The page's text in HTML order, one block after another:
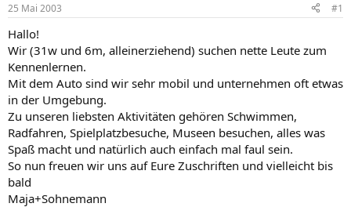
e
r
t
25 Mai 2003 #1
Hallo!
Wir (31w und 6m, alleinerziehend) suchen nette Leute zum
Kennenlernen.
Mit dem Auto sind wir sehr mobil und unternehmen oft etwas
in der Umgebung.
Zu unseren liebsten Aktivitäten gehören Schwimmen,
Radfahren, Spielplatzbesuche, Museen besuchen, alles was
Spaß macht und natürlich auch einfach mal faul sein.
So nun freuen wir uns auf Eure Zuschriften und vielleicht bis
bald
Maja+Sohnemann